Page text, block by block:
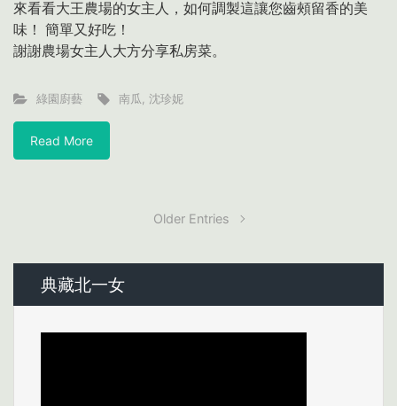
來看看大王農場的女主人，如何調製這讓您齒頰留香的美
味！ 簡單又好吃！
謝謝農場女主人大方分享私房菜。
綠園廚藝 南瓜 ,沈珍妮
Read More
Older Entries
典藏北一女